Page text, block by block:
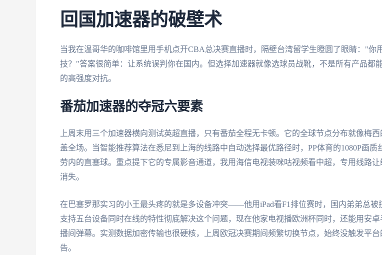
回国加速器的破壁术
当我在温哥华的咖啡馆里用手机点开CBA总决赛直播时，隔壁台湾留学生瞪圆了眼睛："你
技？"答案很简单：让系统误判你在国内。但选择加速器就像选球员战靴，不是所有产品都
的高强度对抗。
番茄加速器的夺冠六要素
上周末用三个加速器横向测试英超直播，只有番茄全程无卡顿。它的全球节点分布就像梅
盖全场。当智能推荐算法在悉尼到上海的线路中自动选择最优路径时，PP体育的1080P画质
劳内的直塞球。重点提下它的专属影音通道，我用海信电视装咪咕视频看中超，专用线路
消失。
在巴塞罗那实习的小王最头疼的就是多设备冲突——他用iPad看F1排位赛时，国内弟弟总被
支持五台设备同时在线的特性彻底解决这个问题，现在他家电视播欧洲杯同时，还能用安
播间弹幕。实测数据加密传输也很硬核，上周欧冠决赛期间频繁切换节点，始终没触发平
告。